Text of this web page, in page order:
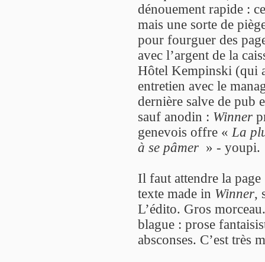
dénouement rapide :
mais une sorte de
pour fourguer des
avec l’argent de la
Hôtel Kempinski (qui
entretien avec le
dernière salve de pub
sauf anodin : Winner
genevois offre « La
à se pâmer » - youpi.
Il faut attendre la
texte made in Winner,
L’édito. Gros
blague : prose
absconses. C’est très